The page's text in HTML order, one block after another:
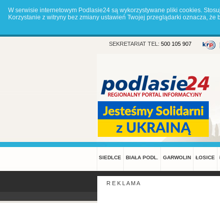
W serwisie internetowym Podlasie24 są wykorzystywane pliki cookies.
Korzystanie z witryny bez zmiany ustawień Twojej przeglądarki oznacza,
SEKRETARIAT TEL: 500 105 907
SIEDLCE BIAŁA PODL. GARWOLIN ŁOSICE
R E K L A M A